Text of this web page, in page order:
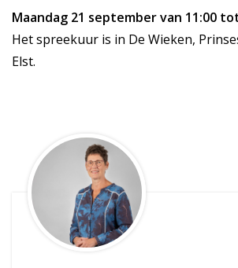
Maandag 21 september van 11:00
Het spreekuur is in De Wieken,
Elst.